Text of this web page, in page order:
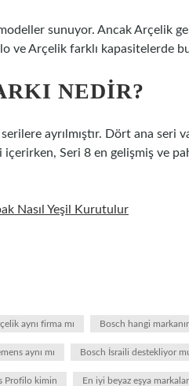
sunuyor. Ancak Arçelik
ve Arçelik farklı kapasitelerde
NEDIR?
ayrılmıştır. Dört ana seri
Seri 8 en gelişmiş ve
Nasıl Yeşil Kurutulur
aynı firma mı Bosch hangi
aynı mı Bosch İsraili destekliyor
Profilo kimin En iyi beyaz eşya